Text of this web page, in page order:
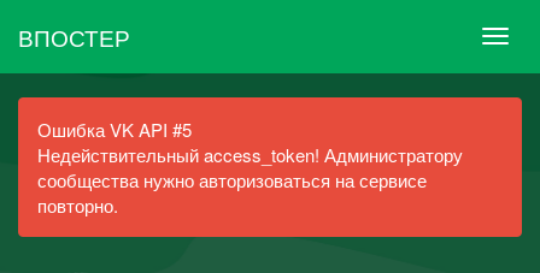
ВПОСТЕР
Ошибка VK API #5
Недействительный access_token! Администратору
сообщества нужно авторизоваться на сервисе
повторно.